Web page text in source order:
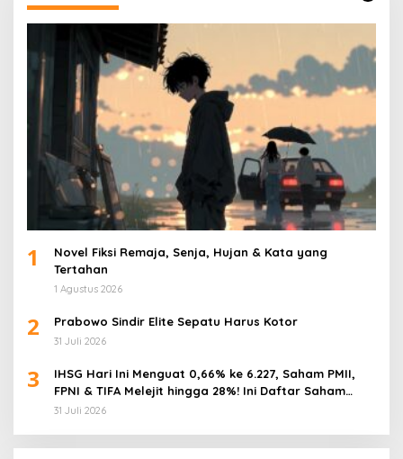
1
Novel Fiksi Remaja, Senja, Hujan & Kata yang
Tertahan
1 Agustus 2026
2 Prabowo Sindir Elite Sepatu Harus Kotor
31 Juli 2026
3
IHSG Hari Ini Menguat 0,66% ke 6.227, Saham PMII,
FPNI & TIFA Melejit hingga 28%! Ini Daftar Saham
Paling Cuan & Volume Tertinggi 31 Juli 2026
31 Juli 2026